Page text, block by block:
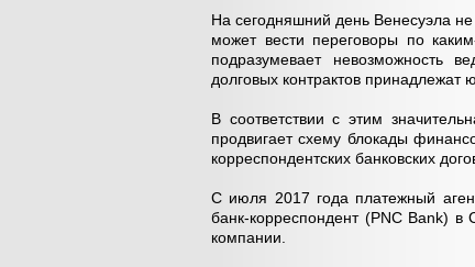
На сегодняшний день Венесуэла
может вести переговоры по
подразумевает невозможность
долговых контрактов принадлежат
В соответствии с этим
продвигает схему блокады
корреспондентских банковских
С июля 2017 года платежный
банк-корреспондент (PNC Bank) в
компании.